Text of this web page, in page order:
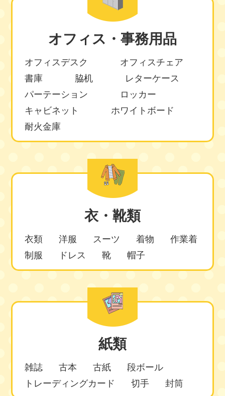
オフィス・事務用品
オフィスデスク
オフィスチェア
書庫
脇机
レターケース
パーテーション
ロッカー
キャビネット
ホワイトボード
耐火金庫
衣・靴類
衣類 洋服 スーツ 着物
作業着
制服
ドレス 靴 帽子
紙類
雑誌 古本 古紙
段ボール
トレーディングカード
切手 封筒